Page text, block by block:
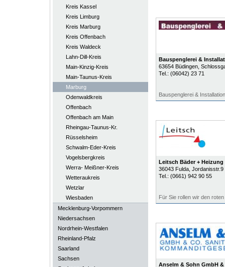
Kreis Kassel
Kreis Limburg
Kreis Marburg
Kreis Offenbach
Kreis Waldeck
Lahn-Dill-Kreis
Main-Kinzig-Kreis
Main-Taunus-Kreis
Marburg
Odenwaldkreis
Offenbach
Offenbach am Main
Rheingau-Taunus-Kr.
Rüsselsheim
Schwalm-Eder-Kreis
Vogelsbergkreis
Werra- Meißner-Kreis
Wetteraukreis
Wetzlar
Wiesbaden
Mecklenburg-Vorpommern
Niedersachsen
Nordrhein-Westfalen
Rheinland-Pfalz
Saarland
Sachsen
Bauspenglerei &
63654 Büdingen,
Tel.: (06042) 23 71
Bauspenglerei & Installation
Leitsch Bäder + Heizung
36043 Fulda, Jordanisstr.9
Tel.: (0661) 942 90 55
Für Sie rollen wir den
Anselm & Sohn GmbH &